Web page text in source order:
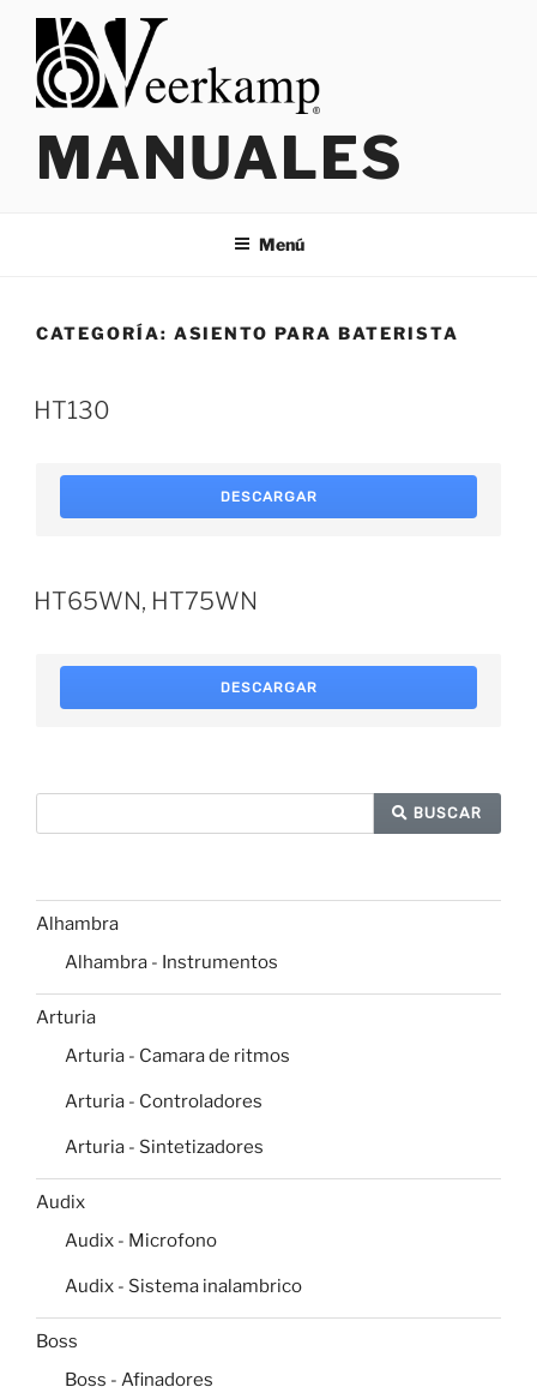
Saltar
contenido
MANUALES
Menú
CATEGORÍA: ASIENTO PARA BATERISTA
HT130
DESCARGAR
HT65WN, HT75WN
DESCARGAR
BUSCAR
Alhambra
Alhambra - Instrumentos
Arturia
Arturia - Camara de ritmos
Arturia - Controladores
Arturia - Sintetizadores
Audix
Audix - Microfono
Audix - Sistema inalambrico
Boss
Boss - Afinadores